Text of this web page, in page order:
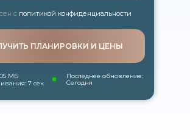
7 сек
Последнее обновление:
Сегодня
МБ
с политикой конфиденциальности
ПЛАНИРОВКИ И ЦЕНЫ